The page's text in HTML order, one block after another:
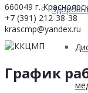
660049 г.
+7 (391) 212-38-38
krascmp@yandex.ru
График